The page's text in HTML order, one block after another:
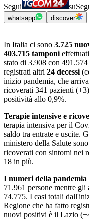
Segui su
whatsapp discover
In Italia ci sono 3.725
403.715 tamponi
stato di 3.908 con
registrati altri 24 decessi
inizio pandemia, che
ricoverati 341 pazienti
positività allo 0,9%.
Terapie intensive e
terapia intensiva per il
saldo tra entrate e uscite.
ministero della Salute
ricoverati con sintomi nei
18 in più.
I numeri della pandemia
71.961 persone mentre gli
74.775. I casi totali
Regione che ha fatto
nuovi positivi è il Lazio